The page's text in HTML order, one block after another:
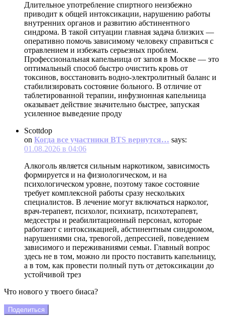
Длительное употребление спиртного неизбежно
приводит к общей интоксикации, нарушению работы
внутренних органов и развитию абстинентного
синдрома. В такой ситуации главная задача близких —
оперативно помочь зависимому человеку справиться с
отравлением и избежать серьезных проблем.
Профессиональная капельница от запоя в Москве — это
оптимальный способ быстро очистить кровь от
токсинов, восстановить водно-электролитный баланс и
стабилизировать состояние больного. В отличие от
таблетированной терапии, инфузионная капельница
оказывает действие значительно быстрее, запуская
усиленное выведение проду
Scottdop
on Когда все участники BTS вернутся… says:
01.08.2026 в 04:06
Алкоголь является сильным наркотиком, зависимость
формируется и на физиологическом, и на
психологическом уровне, поэтому такое состояние
требует комплексной работы сразу нескольких
специалистов. В лечение могут включаться нарколог,
врач-терапевт, психолог, психиатр, психотерапевт,
медсестры и реабилитационный персонал, которые
работают с интоксикацией, абстинентным синдромом,
нарушениями сна, тревогой, депрессией, поведением
зависимого и переживаниями семьи. Главный вопрос
здесь не в том, можно ли просто поставить капельницу,
а в том, как провести полный путь от детоксикации до
устойчивой трез
Что нового у твоего биаса?
Поделиться